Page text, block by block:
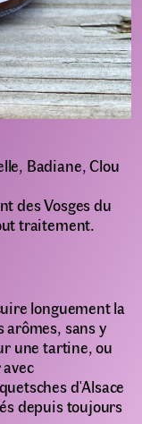
Badiane, Clou
des Vosges du
traitement.
longuement la
sans y
une tartine, ou
d'Alsace
depuis toujours